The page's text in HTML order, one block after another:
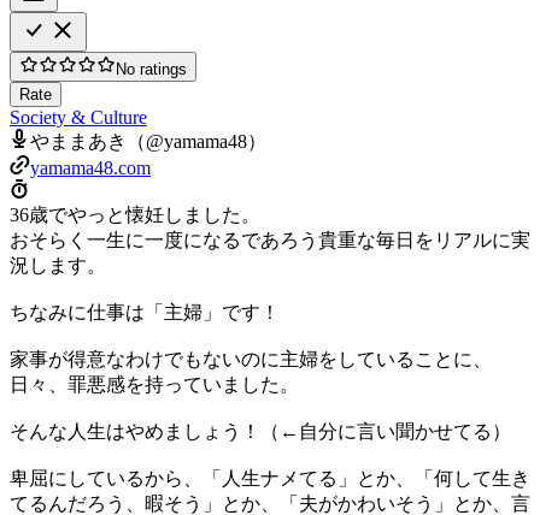
No ratings
Rate
Society & Culture
やままあき（@yamama48）
yamama48.com
36歳でやっと懐妊しました。
おそらく一生に一度になるであろう貴重な毎日をリアルに実
況します。
ちなみに仕事は「主婦」です！
家事が得意なわけでもないのに主婦をしていることに、
日々、罪悪感を持っていました。
そんな人生はやめましょう！（←自分に言い聞かせてる）
卑屈にしているから、「人生ナメてる」とか、「何して生き
てるんだろう、暇そう」とか、「夫がかわいそう」とか、言